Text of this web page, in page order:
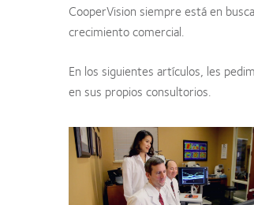
CooperVision siempre está en
crecimiento comercial.
En los siguientes artículos, les
en sus propios consultorios.